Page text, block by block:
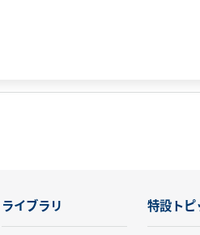
ライブラリ 特設トピ